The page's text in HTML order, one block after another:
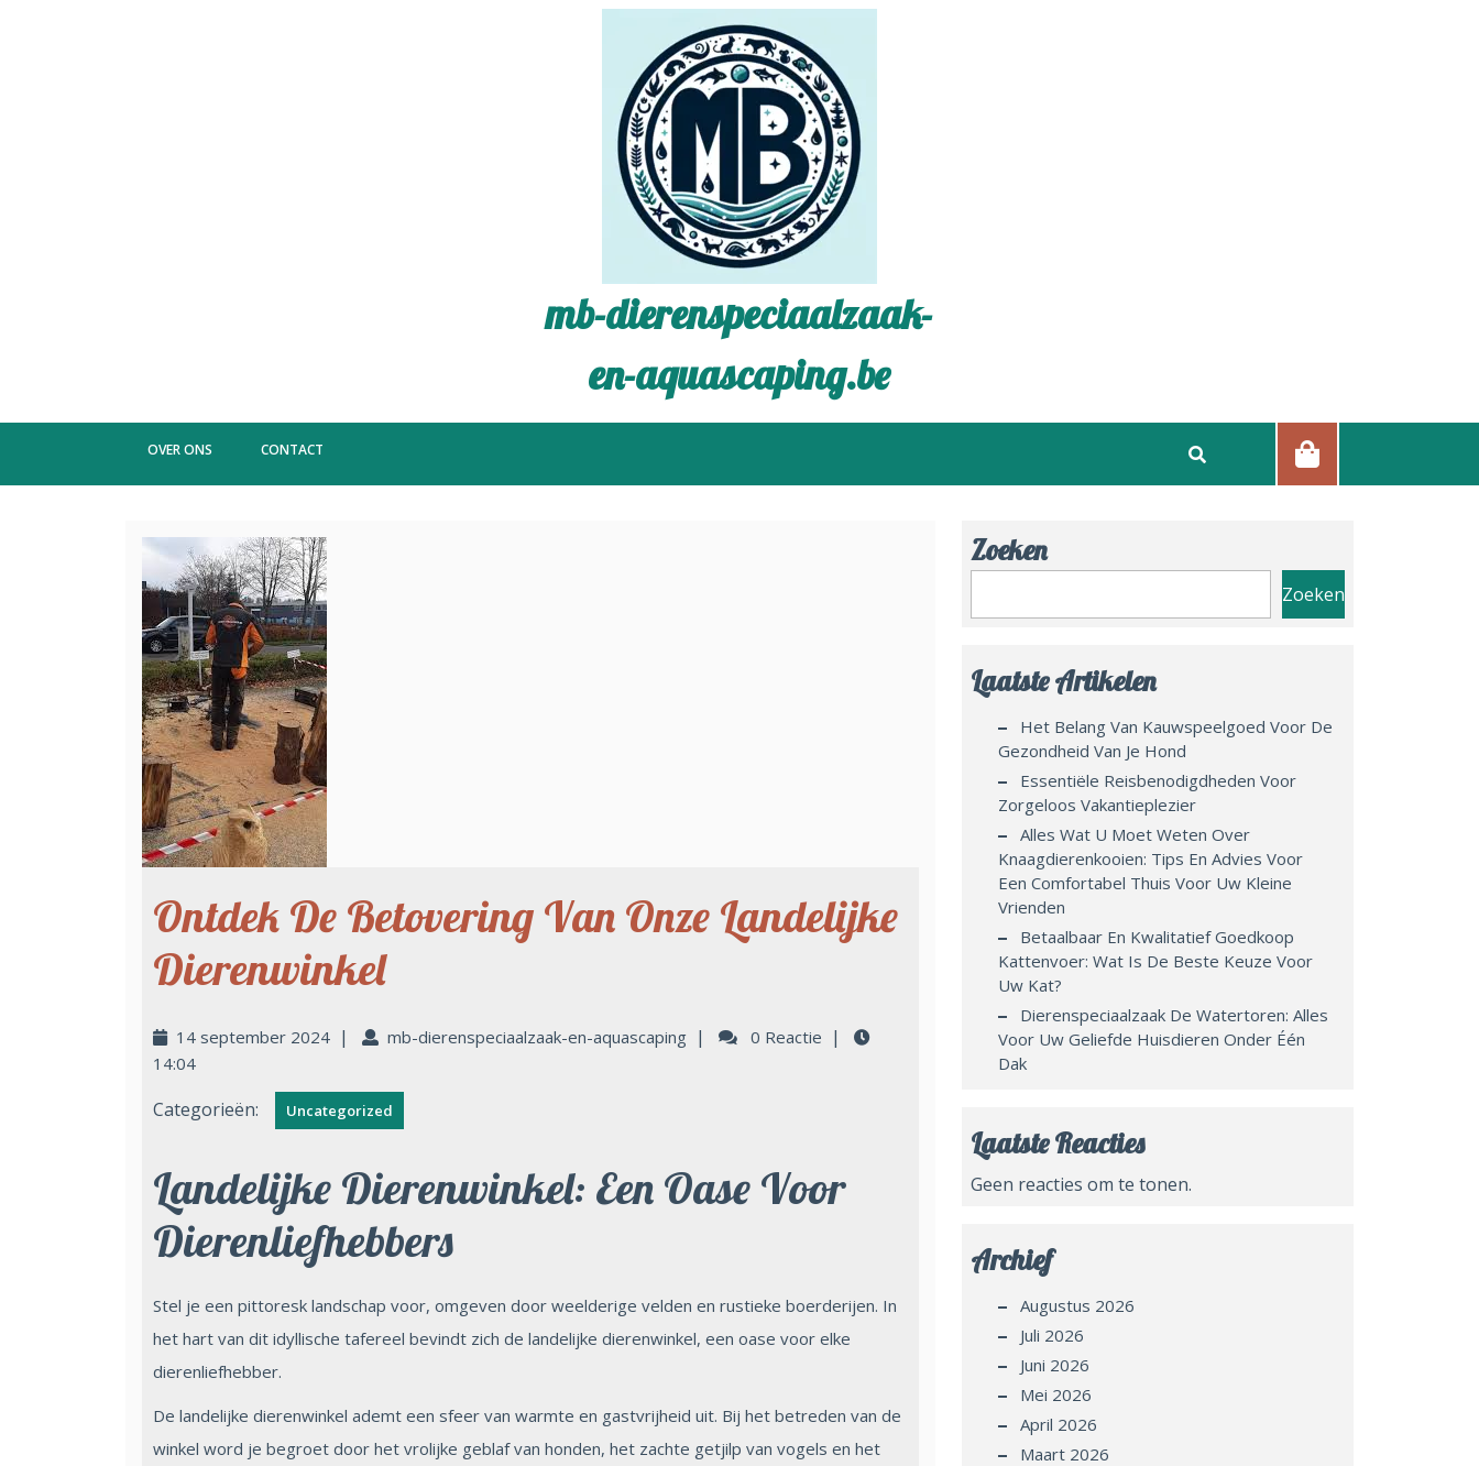
mb-dierenspeciaalzaak-
en-aquascaping.be
OVER ONS CONTACT
Ontdek De Betovering Van Onze Landelijke
Dierenwinkel
14 september 2024 | mb-dierenspeciaalzaak-en-aquascaping | 0 Reactie |
14:04
Categorieën: Uncategorized
Landelijke Dierenwinkel: Een Oase Voor
Dierenliefhebbers
Stel je een pittoresk landschap voor, omgeven door weelderige velden en rustieke boerderijen. In
het hart van dit idyllische tafereel bevindt zich de landelijke dierenwinkel, een oase voor elke
dierenliefhebber.
De landelijke dierenwinkel ademt een sfeer van warmte en gastvrijheid uit. Bij het betreden van de
winkel word je begroet door het vrolijke geblaf van honden, het zachte getjilp van vogels en het
Zoeken
Zoeken
Laatste Artikelen
Het Belang Van Kauwspeelgoed Voor De
Gezondheid Van Je Hond
Essentiële Reisbenodigdheden Voor
Zorgeloos Vakantieplezier
Alles Wat U Moet Weten Over
Knaagdierenkooien: Tips En Advies Voor
Een Comfortabel Thuis Voor Uw Kleine
Vrienden
Betaalbaar En Kwalitatief Goedkoop
Kattenvoer: Wat Is De Beste Keuze Voor
Uw Kat?
Dierenspeciaalzaak De Watertoren: Alles
Voor Uw Geliefde Huisdieren Onder Één
Dak
Laatste Reacties
Geen reacties om te tonen.
Archief
Augustus 2026
Juli 2026
Juni 2026
Mei 2026
April 2026
Maart 2026